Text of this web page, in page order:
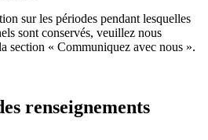
sur les périodes pendant lesquelles
sont conservés, veuillez nous
section « Communiquez avec nous ».
renseignements